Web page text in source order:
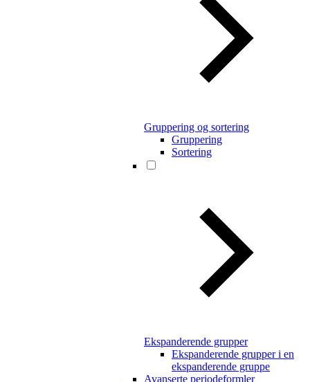
Gruppering og sortering
Gruppering
Sortering
Ekspanderende grupper
Ekspanderende grupper i en
ekspanderende gruppe
Avanserte periodeformler